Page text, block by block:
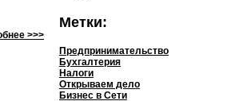
>>>
Метки:
Предпринимательство
Бухгалтерия
Налоги
Открываем дело
Бизнес в Сети